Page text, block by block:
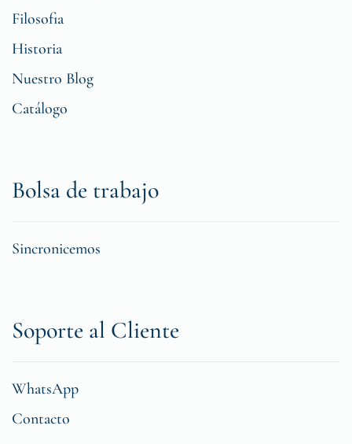
Filosofia
Historia
Nuestro Blog
Catálogo
Bolsa de trabajo
Sincronicemos
Soporte al Cliente
WhatsApp
Contacto